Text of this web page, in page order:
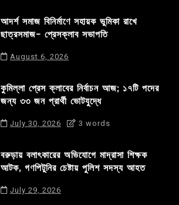
আদর্শ সমাজ বিনির্মাণে সহায়ক ভুমিকা রাখে
ছাত্রসমাজ- প্রেসক্লাব সভাপতি
August 6, 2026
কুমিল্লা প্রেস ক্লাবের নির্বাচন আজ; ১৭টি পদের
জন্য ৩৩ জন প্রার্থী ভোটযুদ্ধে
July 30, 2026 3 words
বরুড়ায় বলাৎকারের অভিযোগে মাদ্রাসা শিক্ষক
আটক, গণপিটুনির চেষ্টায় পুলিশ সদস্য আহত
July 29, 2026